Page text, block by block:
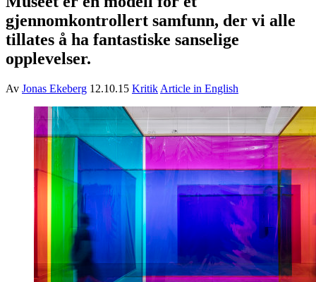
gjennomkontrollert samfunn, der vi alle
tillates å ha fantastiske sanselige
opplevelser.
Av Jonas Ekeberg 12.10.15 Kritik Article in English